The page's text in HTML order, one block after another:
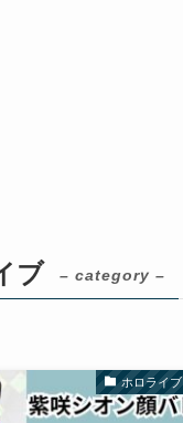
ブ – category –
ホロライブ